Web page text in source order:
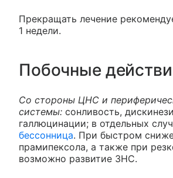
Прекращать лечение
1 недели.
Побочные
Со стороны ЦНС и
системы: сонливость,
галлюцинации; в отдельных
бессонница. При быстром
прамипексола, а также при
возможно развитие ЗНС.